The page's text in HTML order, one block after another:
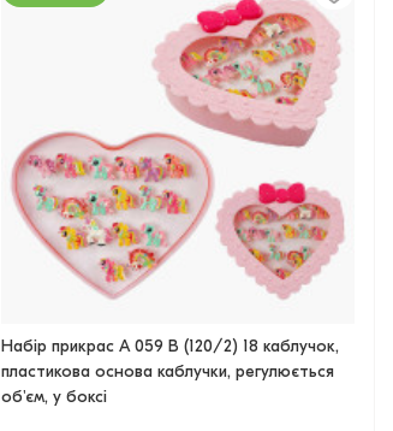
Набір прикрас A 059 B (120/2) 18 каблучок,
пластикова основа каблучки, регулюється
об'єм, у боксі